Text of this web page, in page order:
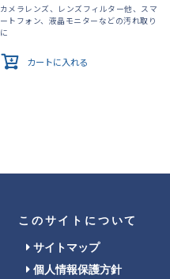
カメラレンズ、レンズフィルター他、スマ
ートフォン、液晶モニターなどの汚れ取り
に
カートに入れる
このサイトについて
サイトマップ
個人情報保護方針